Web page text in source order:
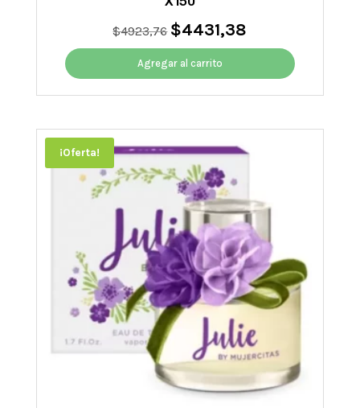
$4923,76 El
precio
original
era:
$4923,76.
$4431,38
precio
es:
$4431,38.
Agregar al carrito
¡Oferta!